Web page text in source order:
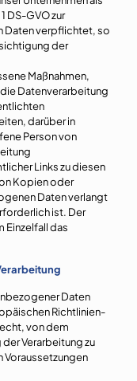
DS-GVO zur
Daten verpflichtet, so
der
Maßnahmen,
Datenverarbeitung
darüber in
Person von
Links zu diesen
Kopien oder
Daten verlangt
ist. Der
Einzelfall das
Daten
Richtlinien-
von dem
Verarbeitung zu
Voraussetzungen